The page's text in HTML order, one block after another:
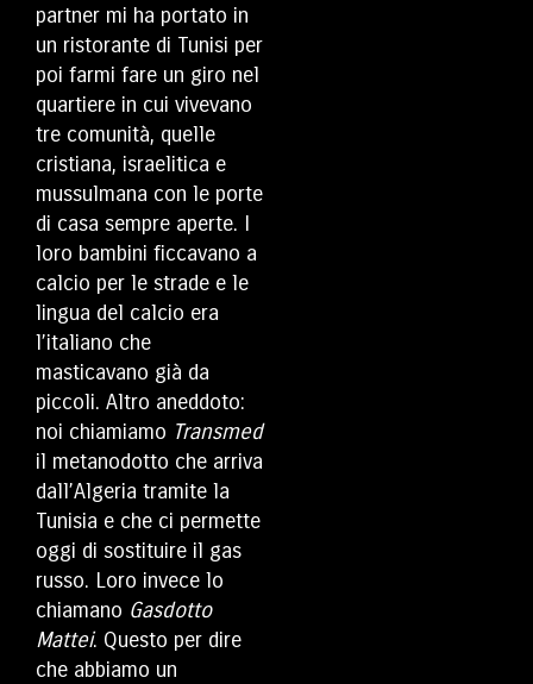
partner mi ha portato in
un ristorante di Tunisi per
poi farmi fare un giro nel
quartiere in cui vivevano
tre comunità, quelle
cristiana, israelitica e
mussulmana con le porte
di casa sempre aperte. I
loro bambini ficcavano a
calcio per le strade e le
lingua del calcio era
l’italiano che
masticavano già da
piccoli. Altro aneddoto:
noi chiamiamo Transmed
il metanodotto che arriva
dall’Algeria tramite la
Tunisia e che ci permette
oggi di sostituire il gas
russo. Loro invece lo
chiamano Gasdotto
Mattei. Questo per dire
che abbiamo un